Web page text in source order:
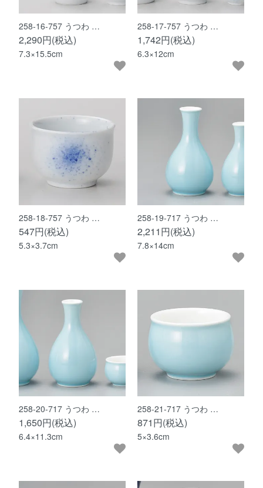
258-16-757 うつわ …
2,290円(税込)
7.3×15.5cm
258-17-757 うつわ …
1,742円(税込)
6.3×12cm
258-18-757 うつわ …
547円(税込)
5.3×3.7cm
258-19-717 うつわ …
2,211円(税込)
7.8×14cm
258-20-717 うつわ …
1,650円(税込)
6.4×11.3cm
258-21-717 うつわ …
871円(税込)
5×3.6cm